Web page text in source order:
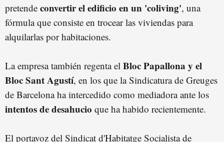
pretende convertir el edificio en un 'coliving', una
fórmula que consiste en trocear las viviendas para
alquilarlas por habitaciones.
La empresa también regenta el Bloc Papallona y el
Bloc Sant Agustí, en los que la Sindicatura de Greuges
de Barcelona ha intercedido como mediadora ante los
intentos de desahucio que ha habido recientemente.
El portavoz del Sindicat d'Habitatge Socialista de